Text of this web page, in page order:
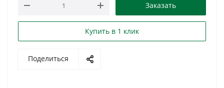
Заказать
Купить в 1 клик
Поделиться